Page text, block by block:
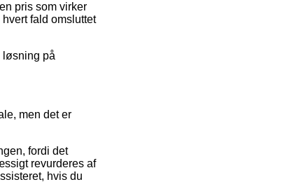
pris som virker
fald omsluttet
løsning på
men det er
fordi det
revurderes af
hvis du